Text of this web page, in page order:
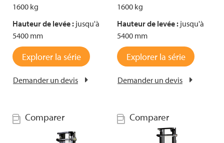
1600 kg
Hauteur de levée : jusqu'à
5400 mm
Explorer la série
Demander un devis
1600 kg
Hauteur de levée : jusqu'à
5400 mm
Explorer la série
Demander un devis
Comparer Comparer